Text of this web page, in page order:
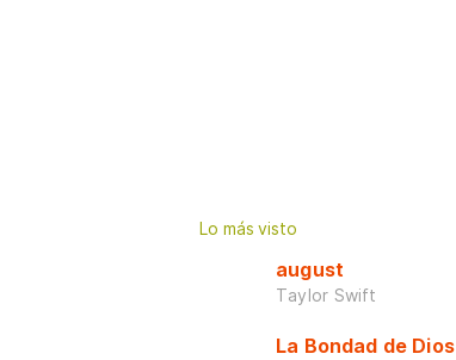
Lo más visto
august
Taylor Swift
La Bondad de Dios